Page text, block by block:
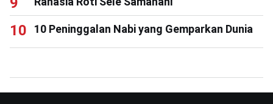
10 Peninggalan Nabi yang Gemparkan Dunia